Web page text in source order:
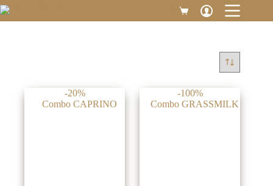
Saltar
al
Carro
0
-20% -100%